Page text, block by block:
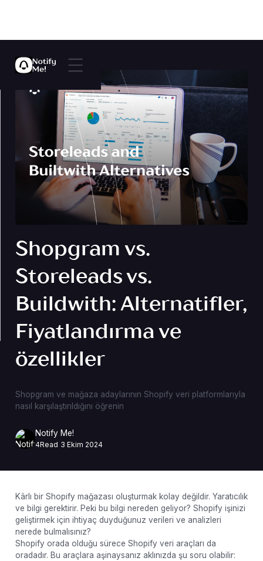
Shopgram vs.
Storeleads vs.
Buildwith: Alternatifler,
Fiyatlandırma ve
özellikler
Shopgram ve mağaza adaylarının Shopify veri platformlarıyla
nasıl karşılaştırıldığını öğrenin
Notify Me!
4Read 3 Ekim 2024
Kârlı bir Shopify mağazası oluşturmak kolay değildir. Yaratıcılık
ve bilgi gerektirir. Peki bu bilgi nereden geliyor? Shopify işinizi
geliştirmek için ihtiyaç duyduğunuz verileri ve analizleri
nerede bulmalısınız?
Shopify orada olduğu sürece Shopify veri araçları da
oradadır. Bu araçlara aşinaysanız aklınızda şu soru olabilir: